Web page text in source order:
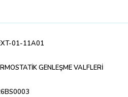
01-11A01
GENLEŞME VALFLERİ